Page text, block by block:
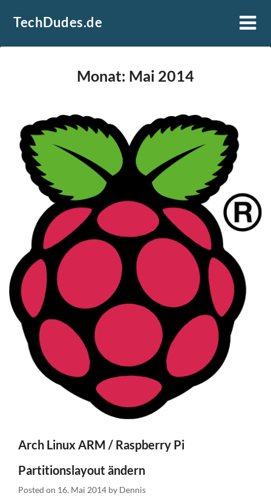
TechDudes.de
Monat: Mai 2014
Arch Linux ARM / Raspberry Pi
Partitionslayout ändern
Posted on 16. Mai 2014 by Dennis